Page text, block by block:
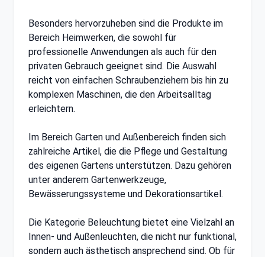
Besonders hervorzuheben sind die Produkte im
Bereich Heimwerken, die sowohl für
professionelle Anwendungen als auch für den
privaten Gebrauch geeignet sind. Die Auswahl
reicht von einfachen Schraubenziehern bis hin zu
komplexen Maschinen, die den Arbeitsalltag
erleichtern.
Im Bereich Garten und Außenbereich finden sich
zahlreiche Artikel, die die Pflege und Gestaltung
des eigenen Gartens unterstützen. Dazu gehören
unter anderem Gartenwerkzeuge,
Bewässerungssysteme und Dekorationsartikel.
Die Kategorie Beleuchtung bietet eine Vielzahl an
Innen- und Außenleuchten, die nicht nur funktional,
sondern auch ästhetisch ansprechend sind. Ob für